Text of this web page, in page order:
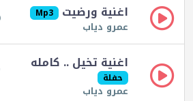
اغنية ورضيت Mp3
عمرو دياب
اغنية تخيل .. كامله
حفلة
عمرو دياب